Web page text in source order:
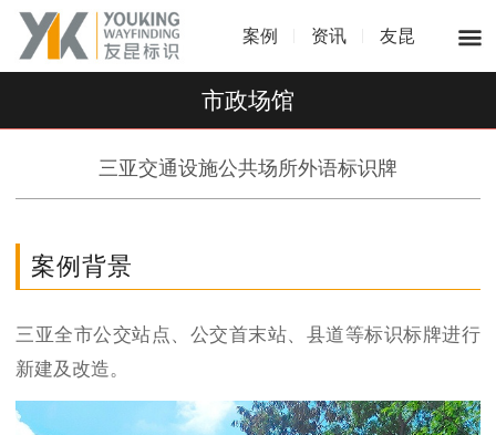
案例 资讯 友昆
市政场馆
三亚交通设施公共场所外语标识牌
案例背景
三亚全市公交站点、公交首末站、县道等标识标牌进行
新建及改造。